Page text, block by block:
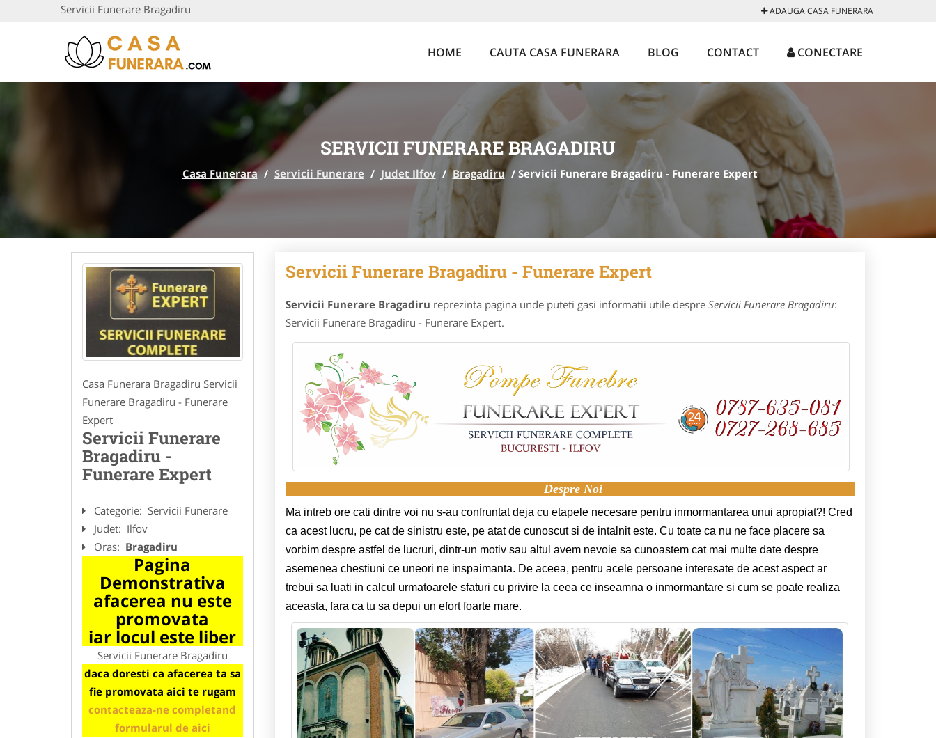
Servicii Funerare Bragadiru ADAUGA CASA FUNERARA
HOME CAUTA CASA FUNERARA BLOG CONTACT CONECTARE
SERVICII FUNERARE BRAGADIRU
Casa Funerara / Servicii Funerare / Judet Ilfov / Bragadiru / Servicii Funerare Bragadiru - Funerare Expert
Casa Funerara Bragadiru Servicii
Funerare Bragadiru - Funerare
Expert
Servicii Funerare
Bragadiru -
Funerare Expert
Categorie: Servicii Funerare
Judet: Ilfov
Oras: Bragadiru
Pagina
Demonstrativa
afacerea nu este
promovata
iar locul este liber
Servicii Funerare Bragadiru
daca doresti ca afacerea ta sa
fie promovata aici te rugam
contacteaza-ne completand
formularul de aici
Servicii Funerare Bragadiru - Funerare Expert
Servicii Funerare Bragadiru reprezinta pagina unde puteti gasi informatii utile despre Servicii Funerare Bragadiru:
Servicii Funerare Bragadiru - Funerare Expert.
Despre Noi
Ma intreb ore cati dintre voi nu s-au confruntat deja cu etapele necesare pentru inmormantarea unui apropiat?! Cred
ca acest lucru, pe cat de sinistru este, pe atat de cunoscut si de intalnit este. Cu toate ca nu ne face placere sa
vorbim despre astfel de lucruri, dintr-un motiv sau altul avem nevoie sa cunoastem cat mai multe date despre
asemenea chestiuni ce uneori ne inspaimanta. De aceea, pentru acele persoane interesate de acest aspect ar
trebui sa luati in calcul urmatoarele sfaturi cu privire la ceea ce inseamna o inmormantare si cum se poate realiza
aceasta, fara ca tu sa depui un efort foarte mare.